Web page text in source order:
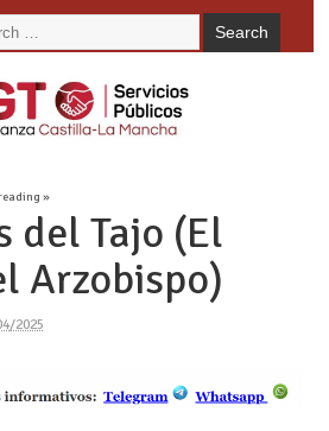
»
del Tajo (El
Arzobispo)
2025